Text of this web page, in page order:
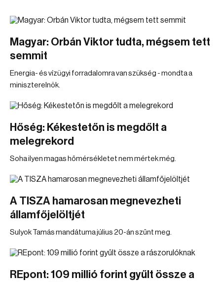
Magyar: Orbán Viktor tudta, mégsem tett
semmit
Energia- és vízügyi forradalomra van szükség - mondta a
miniszterelnök.
Hőség: Kékestetőn is megdőlt a
melegrekord
Soha ilyen magas hőmérsékletet nem mértek még.
A TISZA hamarosan megnevezheti
államfőjelöltjét
Sulyok Tamás mandátuma július 20-án szűnt meg.
REpont: 109 millió forint gyűlt össze a